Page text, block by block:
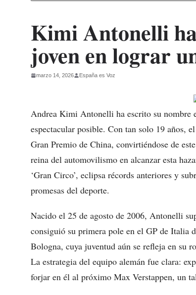
Kimi Antonelli
joven en lograr
marzo 14, 2026 España es Voz
Andrea Kimi Antonelli ha escrito su nombre
espectacular posible. Con tan solo 19 años,
Gran Premio de China, convirtiéndose de
reina del automovilismo en alcanzar esta
‘Gran Circo’, eclipsa récords anteriores y
promesas del deporte.
Nacido el 25 de agosto de 2006, Antonelli
consiguió su primera pole en el GP de Italia
Bologna, cuya juventud aún se refleja en su
La estrategia del equipo alemán fue clara:
forjar en él al próximo Max Verstappen, un